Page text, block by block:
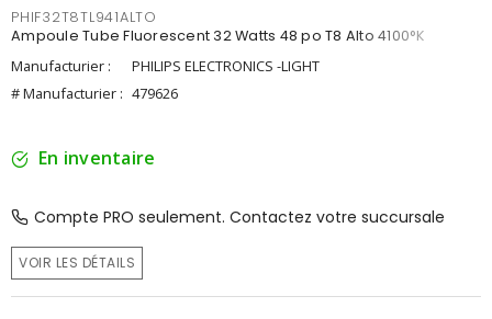
PHIF32T8TL941ALTO
Ampoule Tube Fluorescent 32 Watts 48 po T8 Alto 4100°K
Manufacturier :
PHILIPS ELECTRONICS -LIGHT
# Manufacturier : 479626
En inventaire
Compte PRO seulement. Contactez votre succursale
VOIR LES DÉTAILS